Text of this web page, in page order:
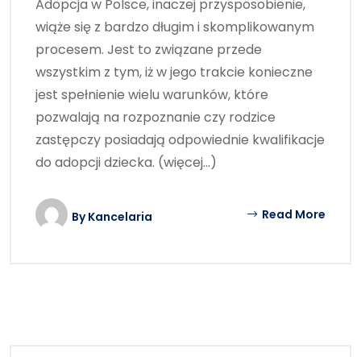
Adopcja w Polsce, inaczej przysposobienie,
wiąże się z bardzo długim i skomplikowanym
procesem. Jest to związane przede
wszystkim z tym, iż w jego trakcie konieczne
jest spełnienie wielu warunków, które
pozwalają na rozpoznanie czy rodzice
zastępczy posiadają odpowiednie kwalifikacje
do adopcji dziecka. (więcej…)
ByKancelaria Read More